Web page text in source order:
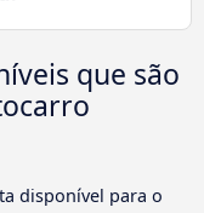
que são
disponível para o